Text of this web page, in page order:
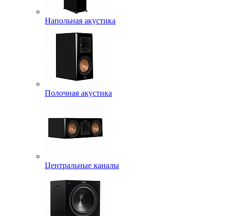
Напольная акустика
Полочная акустика
Центральные каналы